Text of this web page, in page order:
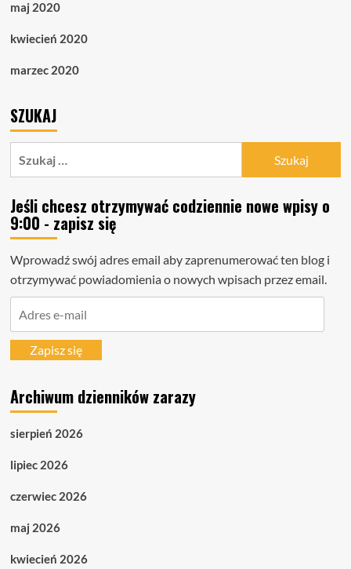
maj 2020
kwiecień 2020
marzec 2020
SZUKAJ
Jeśli chcesz otrzymywać codziennie nowe wpisy o
9:00 - zapisz się
Wprowadź swój adres email aby zaprenumerować ten blog i
otrzymywać powiadomienia o nowych wpisach przez email.
mailZapisz się
Archiwum dzienników zarazy
sierpień 2026
lipiec 2026
czerwiec 2026
maj 2026
kwiecień 2026